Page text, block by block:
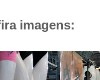
imagens: